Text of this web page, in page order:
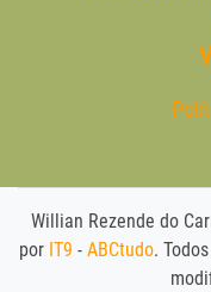
Willian Rezende do
por IT9 - ABCtudo.